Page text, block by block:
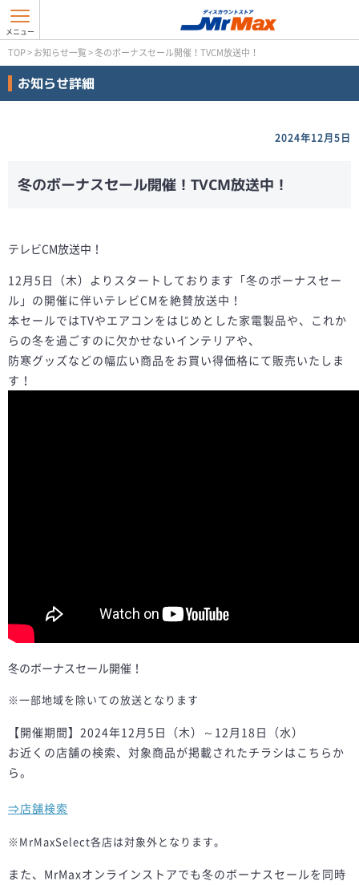
TOP>お知らせ一覧>冬のボーナスセール開催！TVCM放送中！
お知らせ詳細
2024年12月5日
冬のボーナスセール開催！TVCM放送中！
テレビCM放送中！
12月5日（木）よりスタートしております「冬のボーナスセー
ル」の開催に伴いテレビCMを絶賛放送中！
本セールではTVやエアコンをはじめとした家電製品や、これか
らの冬を過ごすのに欠かせないインテリアや、
防寒グッズなどの幅広い商品をお買い得価格にて販売いたしま
す！
冬のボーナスセール開催！
※一部地域を除いての放送となります
【開催期間】2024年12月5日（木）～12月18日（水）
お近くの店舗の検索、対象商品が掲載されたチラシはこちらか
ら。
⇒店舗検索
※MrMaxSelect各店は対象外となります。
また、MrMaxオンラインストアでも冬のボーナスセールを同時